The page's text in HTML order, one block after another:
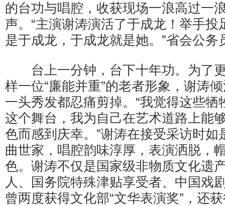
的台功与唱腔，收获现场一浪高过一
声。“主演谢涛演活了于成龙！举手
是于成龙，于成龙就是她。”省会公
台上一分钟，台下十年功。为了
样一位“廉能并重”的老者形象，谢涛
一头秀发都忍痛剪掉。“我觉得这些
这个舞台，我为自己在艺术道路上能
色而感到庆幸。”谢涛在接受采访时如
曲世家，唱腔韵味淳厚，表演洒脱，
色。谢涛不仅是国家级非物质文化遗
人、国务院特殊津贴享受者、中国戏
曾两度获得文化部“文华表演奖”，还